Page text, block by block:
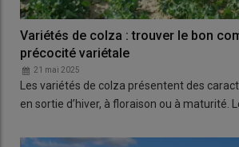
Variétés de colza : trouver le bon
précocité variétale
21 mai 2025
Les variétés de colza présentent des
en sortie d’hiver, à floraison ou à maturité.